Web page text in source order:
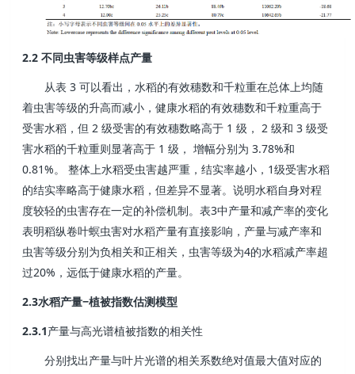
2.2不同虫害等级样点产量
从表 3可以看出，水稻的有效穗数和千粒重在总体上均随
着虫害等级的升高而减小，健康水稻的有效穗数和千粒重高于
受害水稻，但 2级受害的有效穗数略高于 1级， 2级和 3级受
害水稻的千粒重则显著高于 1级， 增幅分别为 3.78%和
0.81% 。 整体上水稻受虫害越严重，结实率越小， 1级受害水稻
的结实率略高于健康水稻，但差异不显著。说明水稻自身对程
度较轻的虫害存在一定的补偿机制。表3中产量和减产率的变化
表明稻纵卷叶螟虫害对水稻产量有直接影响，产量与减产率和
虫害等级分别为负相关和正相关，虫害等级为4的水稻减产率超
过20% ，远低于健康水稻的产量。
2.3水稻产量−植被指数估测模型
2.3.1 产量与高光谱植被指数的相关性
分别找出产量与叶片光谱的相关系数绝对值最大值对应的